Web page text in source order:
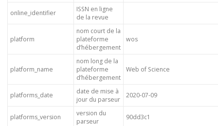
online_identifier
ISSN en ligne
de la revue
platform
nom court de la
plateforme
d’hébergement
wos
platform_name
nom long de la
plateforme
d’hébergement
Web of Science
platforms_date
date de mise à
jour du parseur
2020-07-09
platforms_version
version du
parseur
90dd3c1